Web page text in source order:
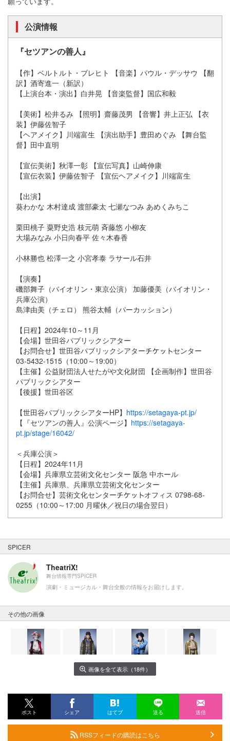
公演情報
『セツアンの善人』
【作】ベルトルト・ブレヒト 【音楽】パウル・デッサウ 【翻
訳】酒寄進一（新訳）
【上演台本・演出】白井晃 【音楽監督】国広和毅
【美術】松井るみ 【照明】齋藤茂男 【音響】井上正弘 【衣
装】伊藤佐智子
【ヘアメイク】川端富生 【演出助手】豊田めぐみ 【舞台監
督】田中直明
【宣伝美術】秋澤一彰 【宣伝写真】山崎伸康
【宣伝衣装】伊藤佐智子 【宣伝ヘアメイク】川端富生
【出演】
葵わかな 木村達成 渡部豪太 七瀬なつみ あめくみちこ
栗田桃子 粟野史浩 枝元萌 斉藤悠 小柳友
大場みなみ 小日向春平 佐々木春香
小林勝也 松澤一之 小宮孝泰 ラサール石井
【演奏】
磯部舞子（バイオリン・東京公演） 加藤優美（バイオリン・
兵庫公演）
島津由美（チェロ） 熊谷太輔（パーカッション）
【日程】2024年10～11月
【会場】世田谷パブリックシアター
【お問合せ】世田谷パブリックシアター
センター
03-5432-1515（10:00～19:00）
【主催】公益財団法人せたがや文化財団 【企画制作】世田谷
パブリックシアター
【後援】世田谷区
【世田谷パブリックシアターHP】 https://setagaya-pt.jp/
【『セツアンの善人』公演ページ】 https://setagaya-
pt.jp/stage/16042/
＜兵庫公演＞
【日程】2024年11月
【会場】兵庫県立芸術文化センター 阪急 中ホール
【主催】兵庫県、兵庫県立芸術文化センター
【お問合せ】芸術文化センター
オフィス 0798-68-
0255（10:00～17:00 月曜休／祝日の場合翌日）
SPICER
TheatriX!
舞台情報専門SPICER
演劇・ミュージカル・舞台全般の情報をお届けします。
その他の画像
画像を全て表示（18件）
ポスト シェア はてブ 送る 送信
RSSフィードの購読はこちら